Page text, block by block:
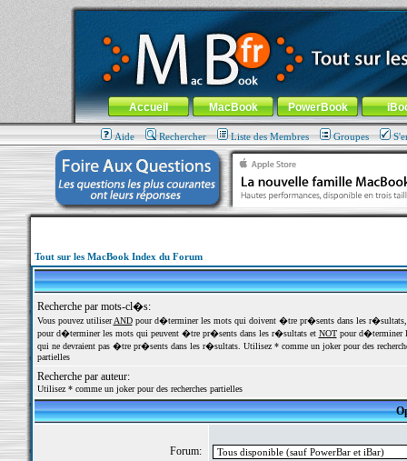
MacBook-fr.com : 100% Apple... 100% nomade !
Aller au contenu-Aller au menu général-Aller au menu de
Menu général
Accueil MacBook PowerBook
Aide Rechercher Liste des Membres Groupes
Tout sur les MacBook Index du Forum
Recherche par mots-cl�s:
Vous pouvez utiliserANDpour d�terminer les mots qui doivent �tre pr�sents dans les
pour d�terminer les mots qui peuvent �tre pr�sents dans les r�sultats et NOTpour d�terminer
qui ne devraient pas �tre pr�sents dans les r�sultats. Utilisez * comme un joker pour des
partielles
Recherche par auteur:
Utilisez * comme un joker pour des recherches partielles
Forum: